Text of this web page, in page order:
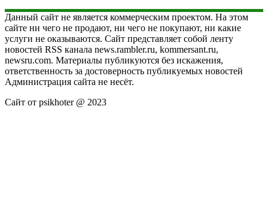
Данный сайт не является коммерческим проектом. На этом
сайте ни чего не продают, ни чего не покупают, ни какие
услуги не оказываются. Сайт представляет собой ленту
новостей RSS канала news.rambler.ru, kommersant.ru,
newsru.com. Материалы публикуются без искажения,
ответственность за достоверность публикуемых новостей
Администрация сайта не несёт.
Сайт от psikhoter @ 2023